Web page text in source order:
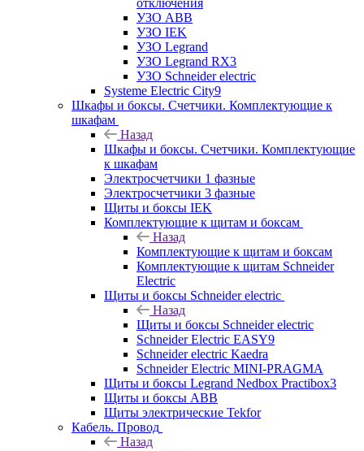
УЗО ABB
УЗО IEK
УЗО Legrand
УЗО Legrand RX3
УЗО Schneider electric
Systeme Electric City9
Шкафы и боксы. Счетчики. Комплектующие к
шкафам
Назад
Шкафы и боксы. Счетчики. Комплектующие
к шкафам
Электросчетчики 1 фазные
Электросчетчики 3 фазные
Щиты и боксы IEK
Комплектующие к щитам и боксам
Назад
Комплектующие к щитам и боксам
Комплектующие к щитам Schneider
Electric
Щиты и боксы Schneider electric
Назад
Щиты и боксы Schneider electric
Schneider Electric EASY9
Schneider electric Kaedra
Schneider Electric MINI-PRAGMA
Щиты и боксы Legrand Nedbox Practibox3
Щиты и боксы ABB
Щиты электрические Tekfor
Кабель. Провод
Назад